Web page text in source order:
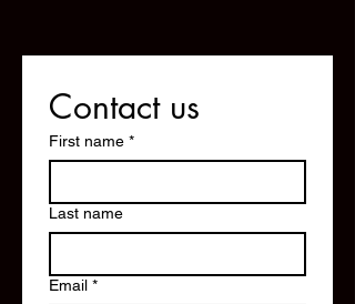
Contact us
First name *
Last name
Email *